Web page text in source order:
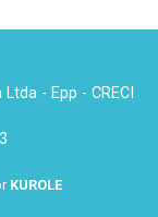
- Epp - CRECI
KUROLE